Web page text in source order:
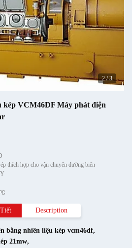
2/3
kép VCM46DF Máy phát điện
thích hợp cho vận chuyển đường biển
Description
bằng nhiên liệu kép vcm46df,
21mw,